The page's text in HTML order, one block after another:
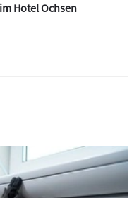
Hotel Ochsen